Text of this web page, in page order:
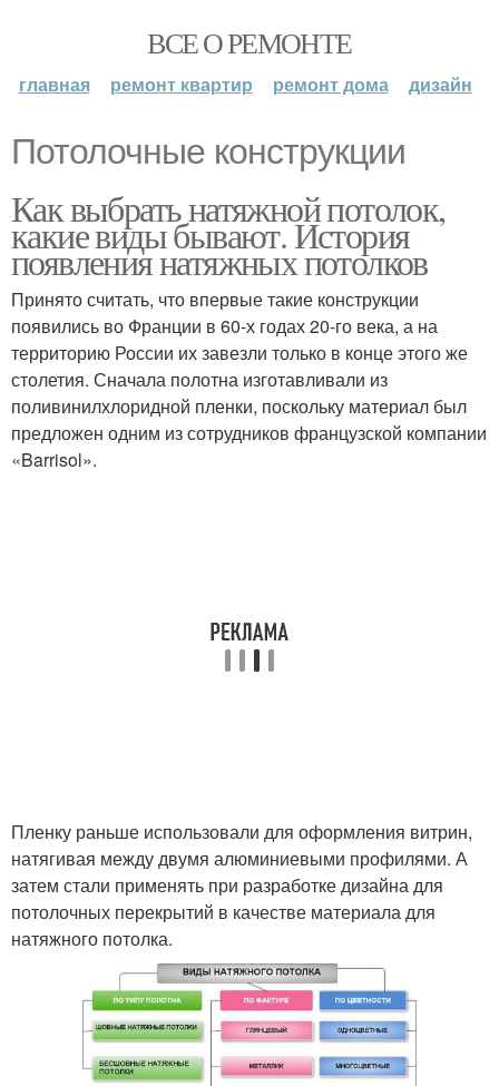
ВСЕ О РЕМОНТЕ
главная ремонт квартир ремонт дома дизайн
Потолочные конструкции
Как выбрать натяжной потолок,
какие виды бывают. История
появления натяжных потолков
Принято считать, что впервые такие конструкции
появились во Франции в 60-х годах 20-го века, а на
территорию России их завезли только в конце этого же
столетия. Сначала полотна изготавливали из
поливинилхлоридной пленки, поскольку материал был
предложен одним из сотрудников французской компании
«Barrisol».
Пленку раньше использовали для оформления витрин,
натягивая между двумя алюминиевыми профилями. А
затем стали применять при разработке дизайна для
потолочных перекрытий в качестве материала для
натяжного потолка.